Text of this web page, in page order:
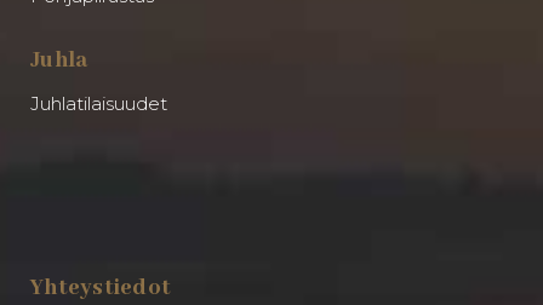
Juhla
Juhlatilaisuudet
Yhteystiedot